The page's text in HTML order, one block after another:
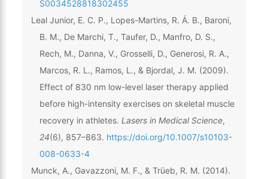
S0034528818302455
Leal Junior, E. C. P., Lopes-Martins, R. Á. B., Baroni,
B. M., De Marchi, T., Taufer, D., Manfro, D. S.,
Rech, M., Danna, V., Grosselli, D., Generosi, R. A.,
Marcos, R. L., Ramos, L., & Bjordal, J. M. (2009).
Effect of 830 nm low-level laser therapy applied
before high-intensity exercises on skeletal muscle
recovery in athletes. Lasers in Medical Science,
24(6), 857–863. https://doi.org/10.1007/s10103-
008-0633-4
Munck, A., Gavazzoni, M. F., & Trüeb, R. M. (2014).